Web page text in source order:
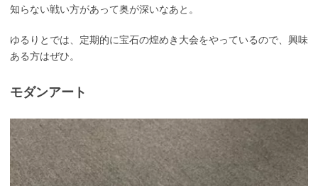
知らない戦い方があって奥が深いなあと。
ゆるりとでは、定期的に宝石の煌めき大会をやっているので、興味
ある方はぜひ。
モダンアート